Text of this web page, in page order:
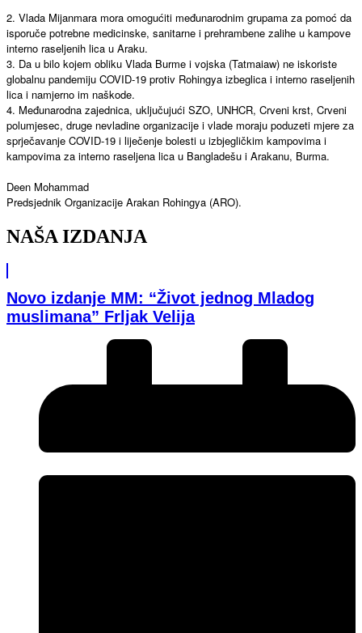
2. Vlada Mijanmara mora omogućiti međunarodnim grupama za pomoć da
isporuče potrebne medicinske, sanitarne i prehrambene zalihe u kampove
interno raseljenih lica u Araku.
3. Da u bilo kojem obliku Vlada Burme i vojska (Tatmaiaw) ne iskoriste
globalnu pandemiju COVID-19 protiv Rohingya izbeglica i interno raseljenih
lica i namjerno im naškode.
4. Međunarodna zajednica, uključujući SZO, UNHCR, Crveni krst, Crveni
polumjesec, druge nevladine organizacije i vlade moraju poduzeti mjere za
sprječavanje COVID-19 i liječenje bolesti u izbjegličkim kampovima i
kampovima za interno raseljena lica u Bangladešu i Arakanu, Burma.
Deen Mohammad
Predsjednik Organizacije Arakan Rohingya (ARO).
NAŠA IZDANJA
Novo izdanje MM: “Život jednog Mladog
muslimana” Frljak Velija